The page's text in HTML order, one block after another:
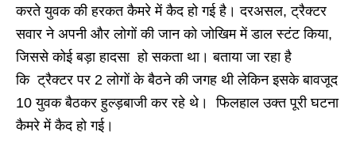
करते युवक की हरकत कैमरे में कैद हो गई है। दरअसल, ट्रैक्टर
सवार ने अपनी और लोगों की जान को जोखिम में डाल स्टंट किया,
जिससे कोई बड़ा हादसा हो सकता था। बताया जा रहा है
कि ट्रैक्टर पर 2 लोगों के बैठने की जगह थी लेकिन इसके बावजूद
10 युवक बैठकर हुल्ड़बाजी कर रहे थे। फिलहाल उक्त पूरी घटना
कैमरे में कैद हो गई।